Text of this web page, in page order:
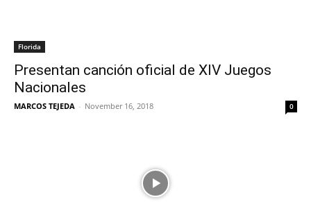
Florida
Presentan canción oficial de XIV Juegos
Nacionales
MARCOS TEJEDA - November 16, 2018 0